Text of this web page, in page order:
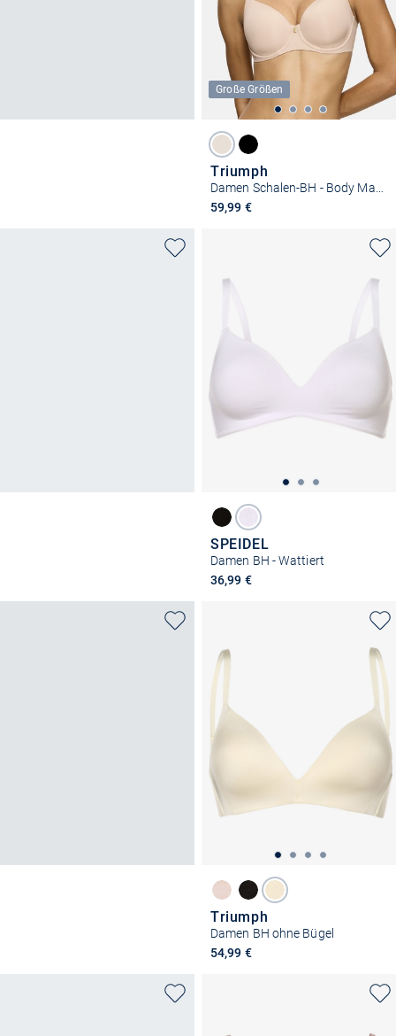
Große Größen
Triumph
Damen Schalen-BH - Body Make-Up Essentials WP
59,99 €
SPEIDEL
Damen BH - Wattiert
36,99 €
Triumph
Damen BH ohne Bügel
54,99 €